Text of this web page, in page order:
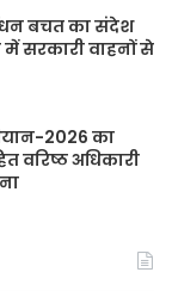
बचत का संदेश
सरकारी वाहनों से
2026 का
अधिकारी